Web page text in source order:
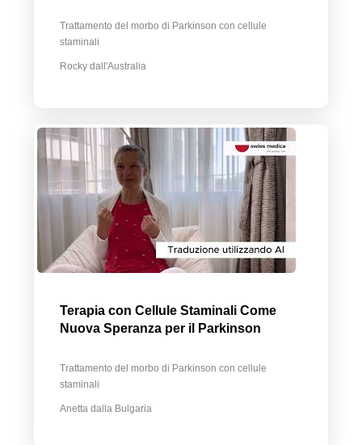
Trattamento del morbo di Parkinson con cellule
staminali
Rocky dall'Australia
Terapia con Cellule Staminali Come
Nuova Speranza per il Parkinson
Trattamento del morbo di Parkinson con cellule
staminali
Anetta dalla Bulgaria